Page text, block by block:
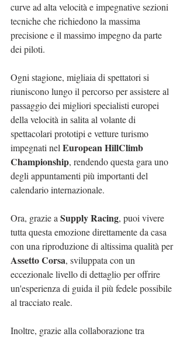
curve ad alta velocità e impegnative sezioni
tecniche che richiedono la massima
precisione e il massimo impegno da parte
dei piloti.
Ogni stagione, migliaia di spettatori si
riuniscono lungo il percorso per assistere al
passaggio dei migliori specialisti europei
della velocità in salita al volante di
spettacolari prototipi e vetture turismo
impegnati nel European HillClimb
Championship, rendendo questa gara uno
degli appuntamenti più importanti del
calendario internazionale.
Ora, grazie a Supply Racing, puoi vivere
tutta questa emozione direttamente da casa
con una riproduzione di altissima qualità per
Assetto Corsa, sviluppata con un
eccezionale livello di dettaglio per offrire
un'esperienza di guida il più fedele possibile
al tracciato reale.
Inoltre, grazie alla collaborazione tra